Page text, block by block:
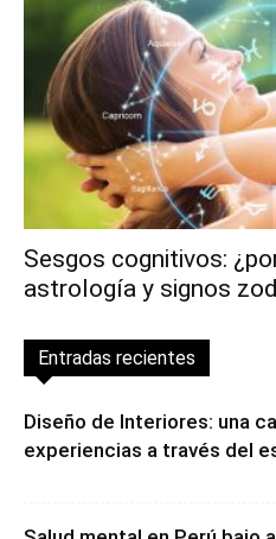
Sesgos cognitivos:
astrología y signos
Entradas recientes
Diseño de Interiores: una
experiencias a través del